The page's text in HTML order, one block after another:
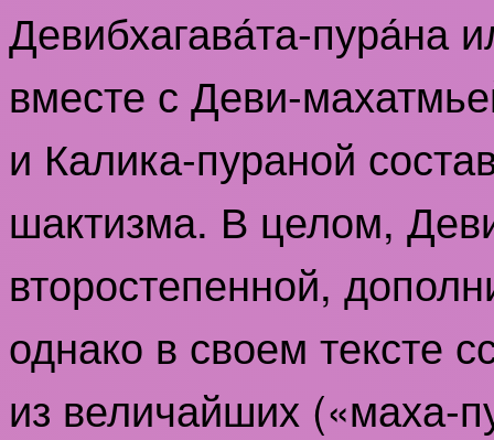
Девибхагава́та-пура́на
вместе с Деви-
и Калика-пураной
шактизма. В целом,
второстепенной,
однако в своем тексте
из величайших («маха-